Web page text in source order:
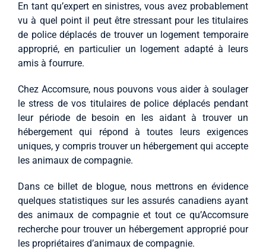
En tant qu’expert en sinistres, vous avez probablement
vu à quel point il peut être stressant pour les titulaires
de police déplacés de trouver un logement temporaire
approprié, en particulier un logement adapté à leurs
amis à fourrure.
Chez Accomsure, nous pouvons vous aider à soulager
le stress de vos titulaires de police déplacés pendant
leur période de besoin en les aidant à trouver un
hébergement qui répond à toutes leurs exigences
uniques, y compris trouver un hébergement qui accepte
les animaux de compagnie.
Dans ce billet de blogue, nous mettrons en évidence
quelques statistiques sur les assurés canadiens ayant
des animaux de compagnie et tout ce qu’Accomsure
recherche pour trouver un hébergement approprié pour
les propriétaires d’animaux de compagnie.